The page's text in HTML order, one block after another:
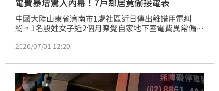
電費暴增驚人內幕！7戶鄰居竟偷接電表
中國大陸山東省濟南市1處社區近日傳出離譜用電糾
紛。1名殷姓女子近2個月察覺自家地下室電費異常偏
室用電接用她的電表，導致她自2009年至今長達17年
償問題，還以當年施工人員已無法聯繫為由拖延處理，
引發外界關注。
2026/07/01 12:20